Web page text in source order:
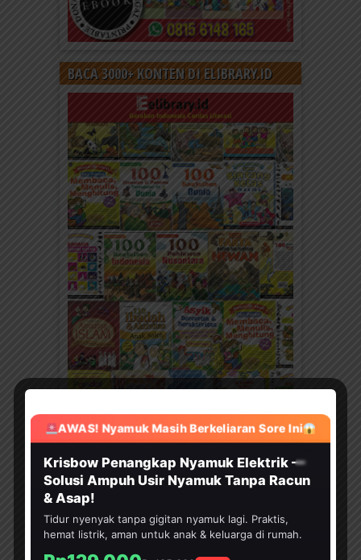
BACA 3000+ KONTEN DI ELIBRARY.ID
KATEGORI
Kategori
TERBARU
Download Ebook 60
AWAS! Nyamuk Masih Berkeliaran Sore Ini
HEMAT 30%
Krisbow Penangkap Nyamuk Elektrik —
Solusi Ampuh Usir Nyamuk Tanpa Racun
& Asap!
Tidur nyenyak tanpa gigitan nyamuk lagi. Praktis,
hemat listrik, aman untuk anak & keluarga di rumah.